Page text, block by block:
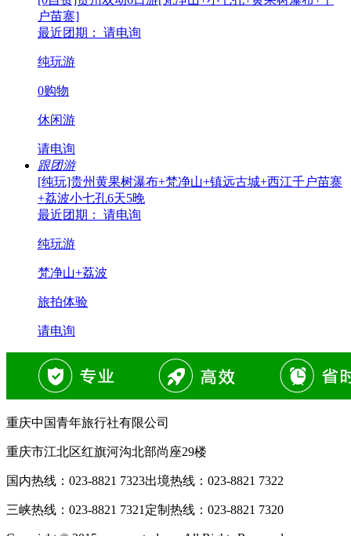
户苗寨]
最近团期： 请电询
纯玩游
0购物
休闲游
请电询
跟团游
[纯玩]贵州黄果树瀑布+梵净山+镇远古城+西江千户苗寨
+荔波小七孔6天5晚
最近团期： 请电询
纯玩游
梵净山+荔波
旅拍体验
请电询
重庆中国青年旅行社有限公司
重庆市江北区红旗河沟北部尚座29楼
国内热线： 023-8821 7323出境热线： 023-8821 7322
三峡热线： 023-8821 7321 定制热线： 023-8821 7320